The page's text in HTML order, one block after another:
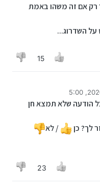
בשבוע וכך רק אם זה משהו באמת
השדרוג...
15
ידי יוסי מחשבים
הודעה שלא תמצא חן
לך? כן
/ לא
23